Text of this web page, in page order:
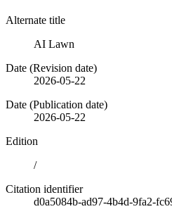
Alternate title
AI Lawn
Date (Revision date)
2026-05-22
Date (Publication date)
2026-05-22
Edition
/
Citation identifier
d0a5084b-ad97-4b4d-9fa2-